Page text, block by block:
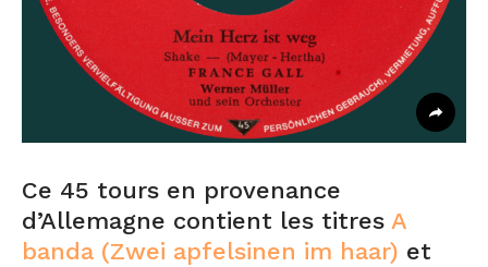
Ce 45 tours en provenance
d’Allemagne contient les titres A
banda (Zwei apfelsinen im haar) et